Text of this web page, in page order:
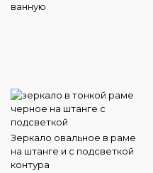
ванную
Зеркало овальное в раме
на штанге и с подсветкой
контура